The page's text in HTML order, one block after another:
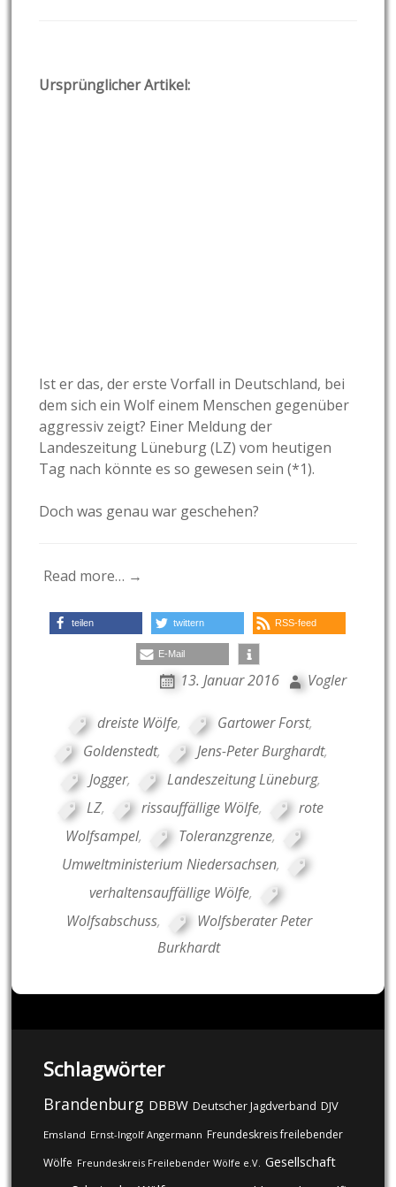
Ursprünglicher Artikel:
Ist er das, der erste Vorfall in Deutschland, bei
dem sich ein Wolf einem Menschen gegenüber
aggressiv zeigt? Einer Meldung der
Landeszeitung Lüneburg (LZ) vom heutigen
Tag nach könnte es so gewesen sein (*1).
Doch was genau war geschehen?
Read more… →
teilen twittern RSS-feed
E-Mail
13. Januar 2016 Vogler
dreiste Wölfe, Gartower Forst,
Goldenstedt, Jens-Peter Burghardt,
Jogger, Landeszeitung Lüneburg,
LZ, rissauffällige Wölfe,
rote
Wolfsampel, Toleranzgrenze,
Umweltministerium Niedersachsen,
verhaltensauffällige Wölfe,
Wolfsabschuss,
Wolfsberater Peter
Burkhardt
Schlagwörter
Brandenburg DBBW Deutscher Jagdverband DJV
Emsland Ernst-Ingolf Angermann Freundeskreis freilebender
Wölfe Freundeskreis Freilebender Wölfe e.V. Gesellschaft